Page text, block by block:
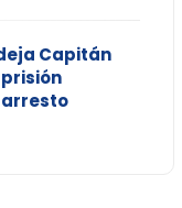
Capitán